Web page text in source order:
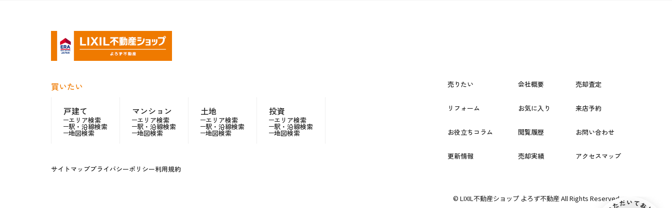
買いたい
戸建て
エリア検索
駅・沿線検索
地図検索
マンション
エリア検索
駅・沿線検索
地図検索
土地
エリア検索
駅・沿線検索
地図検索
投資
エリア検索
駅・沿線検索
地図検索
サイトマッププライバシーポリシー利用規約
売りたい 会社概要 売却査定
リフォーム お気に入り 来店予約
お役立ちコラム 閲覧履歴 お問い合わせ
更新情報 売却実績 アクセスマップ
© LIXIL不動産ショップ よろず不動産 All Rights Reserved.